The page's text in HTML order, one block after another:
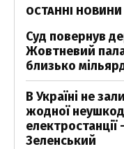
ОСТАННІ НОВИНИ
Суд повернув
Жовтневий
близько
В Україні не
жодної
електростанції
Зеленський